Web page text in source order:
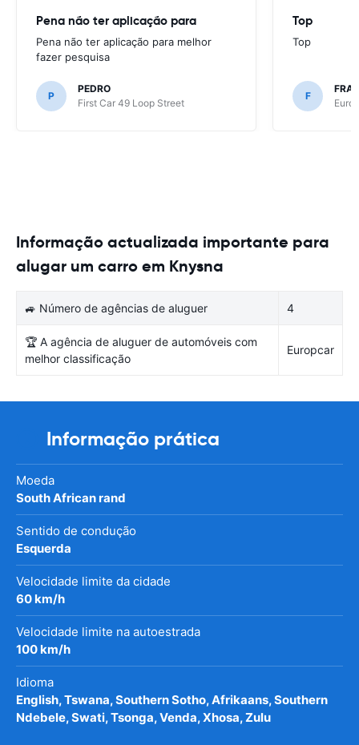
Pena não ter aplicação para
Pena não ter aplicação para melhor
fazer pesquisa
P
PEDRO
First Car 49 Loop Street
Top
Top
F
Informação actualizada importante para
alugar um carro em Knysna
🚙 Número de agências de aluguer 4
🏆 A agência de aluguer de automóveis com
melhor classificação
Europcar
Informação prática
Moeda
South African rand
Sentido de condução
Esquerda
Velocidade limite da cidade
60 km/h
Velocidade limite na autoestrada
100 km/h
Idioma
English, Tswana, Southern Sotho, Afrikaans, Southern
Ndebele, Swati, Tsonga, Venda, Xhosa, Zulu